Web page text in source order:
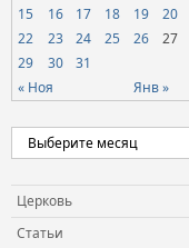
« Ноя Янв »
15
16 17 18 19 20
22
23 24 25 26 27
29
30 31
Церковь
Статьи